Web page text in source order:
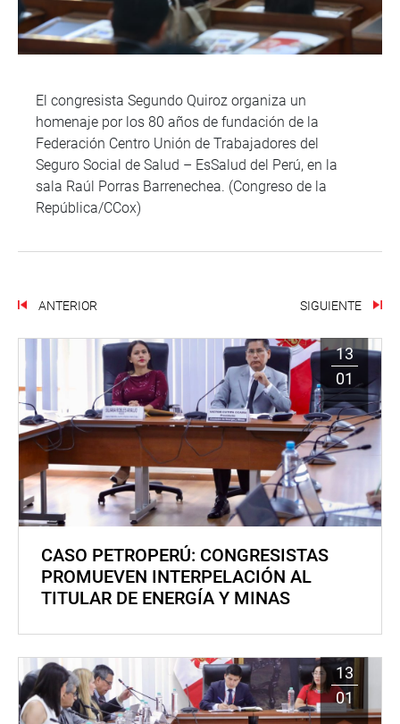
El congresista Segundo Quiroz organiza un
homenaje por los 80 años de fundación de la
Federación Centro Unión de Trabajadores del
Seguro Social de Salud – EsSalud del Perú, en la
sala Raúl Porras Barrenechea. (Congreso de la
República/CCox)
ANTERIOR SIGUIENTE
13
01
CASO PETROPERÚ: CONGRESISTAS
PROMUEVEN INTERPELACIÓN AL
TITULAR DE ENERGÍA Y MINAS
13
01